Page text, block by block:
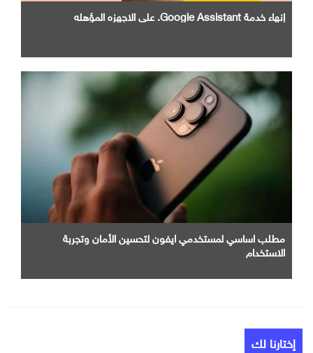
إنهاء خدمة Google Assistant. علي الاجهزه المؤهله
مطلب اساسي لمستخدمي ايفون لتحسين الأمان وتجربة
الاستخدام
إختارنا لك